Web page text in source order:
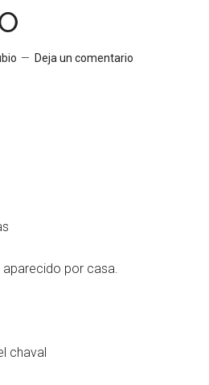
Deja un comentario
aparecido por casa.
chaval